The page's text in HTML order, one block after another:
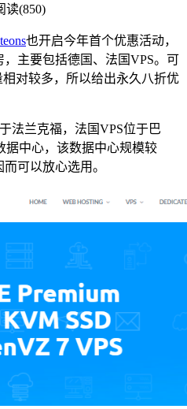
读(850)
也开启今年首个优惠活动，
主要包括德国、法国VPS。可
对较多，所以给出永久八折优
法兰克福，法国VPS位于巴
据中心，该数据中心规模较
可以放心选用。